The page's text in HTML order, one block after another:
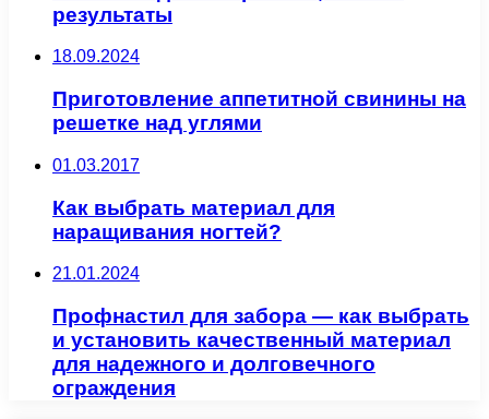
результаты
18.09.2024
Приготовление аппетитной свинины на
решетке над углями
01.03.2017
Как выбрать материал для
наращивания ногтей?
21.01.2024
Профнастил для забора — как выбрать
и установить качественный материал
для надежного и долговечного
ограждения